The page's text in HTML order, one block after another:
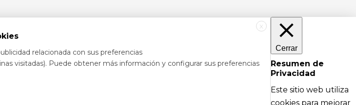
o contacta con
Textos legales e información técnica sobre
X
relacionada con sus preferencias
visitadas). Puede obtener más información y configurar sus preferencias
Cerrar
Resumen de
Privacidad
Este sitio web utiliza
cookies para mejorar